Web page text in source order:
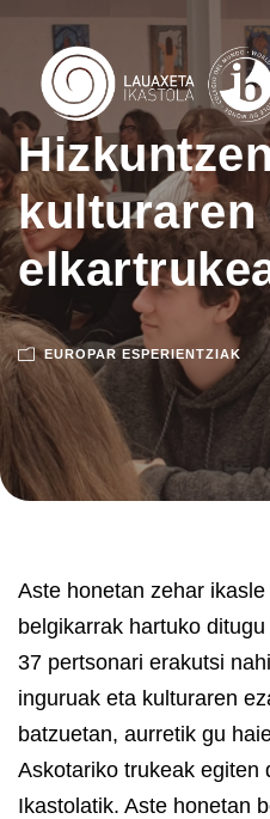
kulturaren
EUROPAR ESPERIENTZIAK
Aste honetan zehar
belgikarrak hartuko
37 pertsonari erakutsi
inguruak eta kulturaren
batzuetan, aurretik gu
Askotariko trukeak egiten
Ikastolatik. Aste honetan